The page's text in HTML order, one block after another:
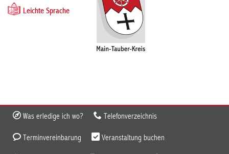
Leichte Sprache
Was erledige ich wo? Telefonverzeichnis
Terminvereinbarung Veranstaltung buchen